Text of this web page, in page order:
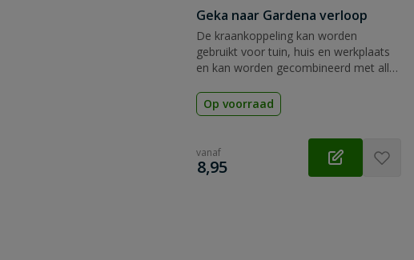
Geka naar Gardena verloop
De kraankoppeling kan worden
gebruikt voor tuin, huis en werkplaats
en kan worden gecombineerd met alle
slangtypen.
Op voorraad
vanaf
€
8,95